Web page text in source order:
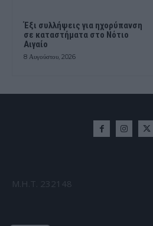
Έξι συλλήψεις για ηχορύπανση
σε καταστήματα στο Νότιο
Αιγαίο
8 Αυγούστου, 2026
Μ.Η.Τ. 232148